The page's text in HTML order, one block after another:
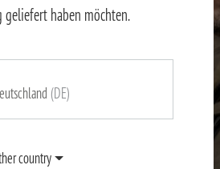
geliefert haben möchten.
(DE)
country